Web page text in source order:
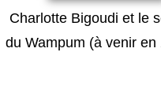
Charlotte Bigoudi et le
du Wampum (à venir en